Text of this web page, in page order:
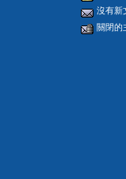
沒有新
關閉的